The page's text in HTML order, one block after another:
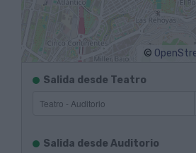
©
Salida desde Teatro
de
Ida
Salida desde Auditorio
de